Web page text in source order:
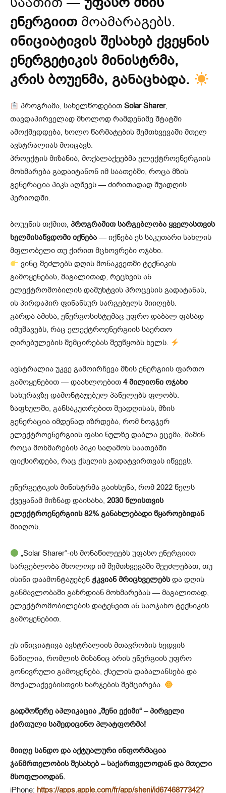
ენერგიით მოამარაგებს.
ინიციატივის შესახებ ქვეყნის
ენერგეტიკის მინისტრმა,
კრის ბოუენმა, განაცხადა.
პროგრამა, სახელწოდებითSolar Sharer,
თავდაპირველად მხოლოდ რამდენიმე შტატში
ამოქმედდება, ხოლო წარმატების შემთხვევაში მთელ
ავსტრალიას მოიცავს.
პროექტის მიზანია, მოქალაქეებმა ელექტროენერგიის
მოხმარება გადაიტანონ იმ საათებში, როცა მზის
გენერაცია პიკს აღწევს — ძირითადად შუადღის
პერიოდში.
ბოუენის თქმით, პროგრამით სარგებლობა ყველასთვის
ხელმისაწვდომი იქნება — იქნება ეს საკუთარი სახლის
მფლობელი თუ ქირით მცხოვრები ოჯახი.
ვინც შეძლებს დღის მონაკვეთში ტექნიკის
გამოყენებას, მაგალითად, რეცხვის ან
ელექტრომობილის დამუხტვის პროცესის გადატანას,
ის პირდაპირ ფინანსურ სარგებელს მიიღებს.
გარდა ამისა, ენერგოსისტემაც უფრო დაბალ ფასად
იმუშავებს, რაც ელექტროენერგიის საერთო
ღირებულების შემცირებას შეუწყობს ხელს.
ავსტრალია უკვე გამოირჩევა მზის ენერგიის ფართო
გამოყენებით — დაახლოებით 4 მილიონი ოჯახი
სახურავზე დამონტაჟებულ პანელებს ფლობს.
ზაფხულში, განსაკუთრებით შუადღისას, მზის
გენერაცია იმდენად იზრდება, რომ ზოგჯერ
ელექტროენერგიის ფასი ნულზე დაბლა ეცემა, მაშინ
როცა მოხმარების პიკი საღამოს საათებში
ფიქსირდება, რაც ქსელის გადატვირთვას იწვევს.
ენერგეტიკის მინისტრმა გაიხსენა, რომ 2022 წელს
ქვეყანამ მიზნად დაისახა, 2030 წლისთვის
ელექტროენერგიის 82% განახლებადი წყაროებიდან
მიიღოს.
„Solar Sharer“-ის მონაწილეებს უფასო ენერგიით
სარგებლობა მხოლოდ იმ შემთხვევაში შეეძლებათ, თუ
ისინი დაამონტაჟებენ ჭკვიან მრიცხველებსდა დღის
განმავლობაში გაზრდიან მოხმარებას — მაგალითად,
ელექტრომობილების დატენვით ან საოჯახო ტექნიკის
გამოყენებით.
ეს ინიციატივა ავსტრალიის მთავრობის ხედვის
ნაწილია, რომლის მიზანიც არის ენერგიის უფრო
გონივრული გამოყენება, ქსელის დაბალანსება და
მოქალაქეებისთვის ხარჯების შემცირება.
გადმოწერე აპლიკაცია „შენი ექიმი“ – პირველი
ქართული სამედიცინო პლატფორმა!
მიიღე სანდო და აქტუალური ინფორმაცია
ჯანმრთელობის შესახებ – საქართველოდან და მთელი
მსოფლიოდან.
iPhone: https://apps.apple.com/fr/app/sheni/id6746877342?